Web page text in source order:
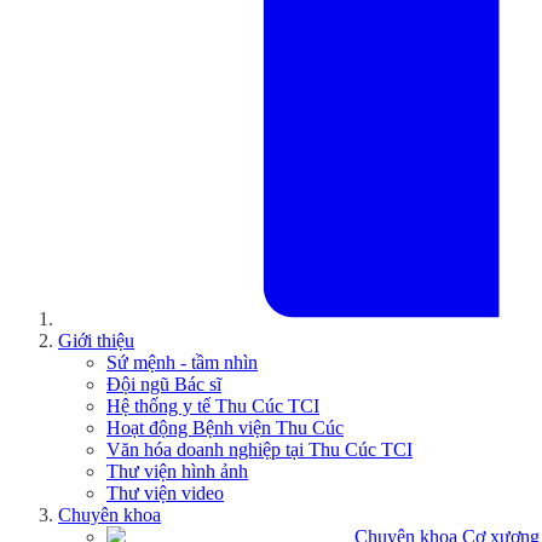
Giới thiệu
Sứ mệnh - tầm nhìn
Đội ngũ Bác sĩ
Hệ thống y tế Thu Cúc TCI
Hoạt động Bệnh viện Thu Cúc
Văn hóa doanh nghiệp tại Thu Cúc TCI
Thư viện hình ảnh
Thư viện video
Chuyên khoa
Chuyên khoa Cơ